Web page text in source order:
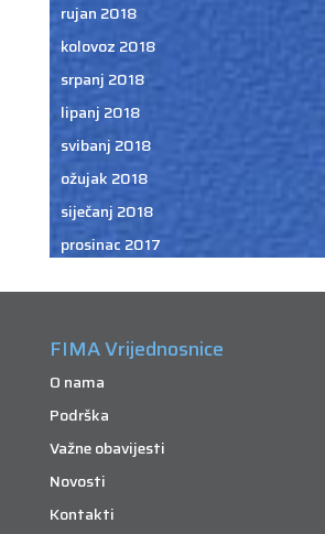
rujan 2018
kolovoz 2018
srpanj 2018
lipanj 2018
svibanj 2018
ožujak 2018
siječanj 2018
prosinac 2017
FIMA Vrijednosnice
O nama
Podrška
Važne obavijesti
Novosti
Kontakti